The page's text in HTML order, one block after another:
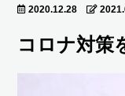
2020.12.28
コロナ対策